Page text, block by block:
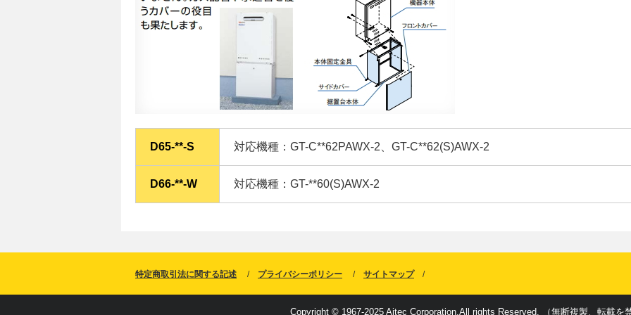
D65-**-S 対応機種：GT-C**62PAWX-2、GT-C**62(S)AWX-2
D66-**-W 対応機種：GT-**60(S)AWX-2
特定商取引法に関する記述 プライバシーポリシー サイトマップ
Copyright © 1967-2025 Aitec Corporation.All rights Reserved. （無断複製、転載を